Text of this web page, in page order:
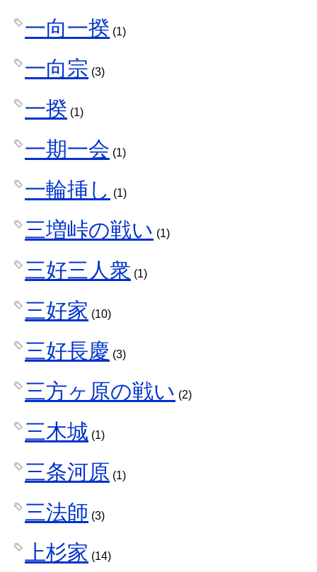
一向一揆 (1)
一向宗 (3)
一揆 (1)
一期一会 (1)
一輪挿し (1)
三増峠の戦い (1)
三好三人衆 (1)
三好家 (10)
三好長慶 (3)
三方ヶ原の戦い (2)
三木城 (1)
三条河原 (1)
三法師 (3)
上杉家 (14)